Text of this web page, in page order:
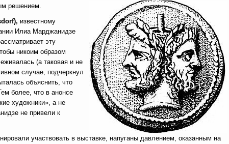
решением.
известному
Илиа Марджанидзе
эту
никоим образом
(а таковая и не
случае, подчеркнул
объяснить, что
более, что в анонсе
художники», а не
не привели к
участвовать в выставке, напуганы давлением, оказанным на